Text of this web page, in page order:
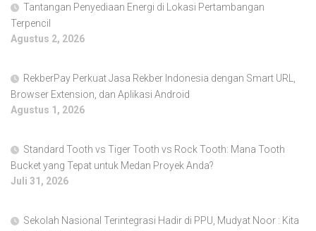
Tantangan Penyediaan Energi di Lokasi Pertambangan
Terpencil
Agustus 2, 2026
RekberPay Perkuat Jasa Rekber Indonesia dengan Smart URL,
Browser Extension, dan Aplikasi Android
Agustus 1, 2026
Standard Tooth vs Tiger Tooth vs Rock Tooth: Mana Tooth
Bucket yang Tepat untuk Medan Proyek Anda?
Juli 31, 2026
Sekolah Nasional Terintegrasi Hadir di PPU, Mudyat Noor : Kita